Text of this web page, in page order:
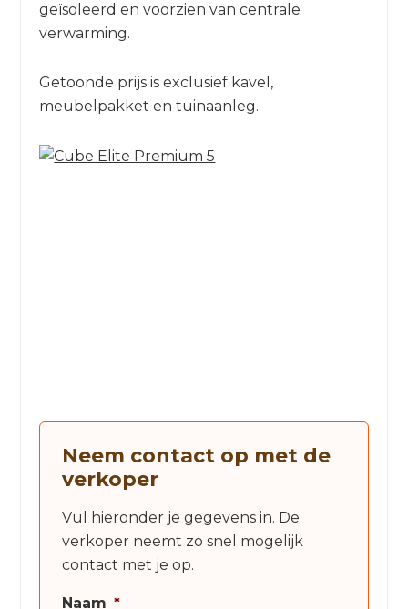
geïsoleerd en voorzien van centrale
verwarming.
Getoonde prijs is exclusief kavel,
meubelpakket en tuinaanleg.
Neem contact op met de
verkoper
Vul hieronder je gegevens in. De
verkoper neemt zo snel mogelijk
contact met je op.
Naam *